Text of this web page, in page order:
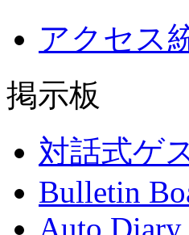
アクセス
掲示板
対話式ゲ
Bulletin
Auto Diary